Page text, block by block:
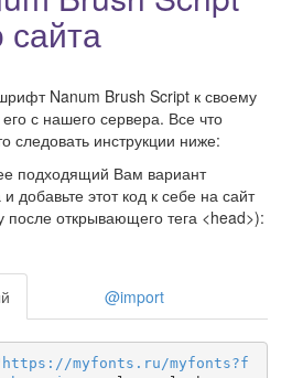
Nanum Brush Script к своему
с нашего сервера. Все что
следовать инструкции ниже:
подходящий Вам вариант
добавьте этот код к себе на сайт
после открывающего тега <head>):
@import
https ://myfonts . ru /myfonts?f